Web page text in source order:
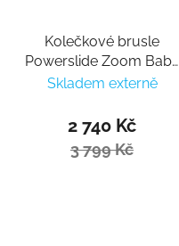
Kolečkové brusle
Powerslide Zoom Baby
Blue 80
Skladem externě
2 740 Kč
3 799 Kč